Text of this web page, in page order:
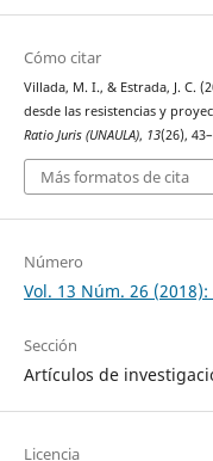
Cómo citar
Villada, M. I., & Estrada, J. C.
desde las resistencias y
Ratio Juris (UNAULA), 13(26),
Más formatos de cita
Número
Vol. 13 Núm. 26
Sección
Artículos de
Licencia